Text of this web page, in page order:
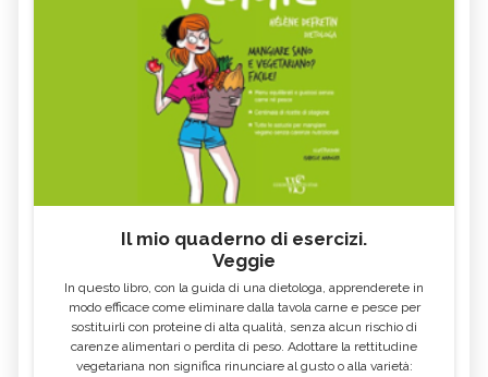
Il mio quaderno di esercizi.
Veggie
In questo libro, con la guida di una dietologa, apprenderete in
modo efficace come eliminare dalla tavola carne e pesce per
sostituirli con proteine di alta qualità, senza alcun rischio di
carenze alimentari o perdita di peso. Adottare la rettitudine
vegetariana non significa rinunciare al gusto o alla varietà: